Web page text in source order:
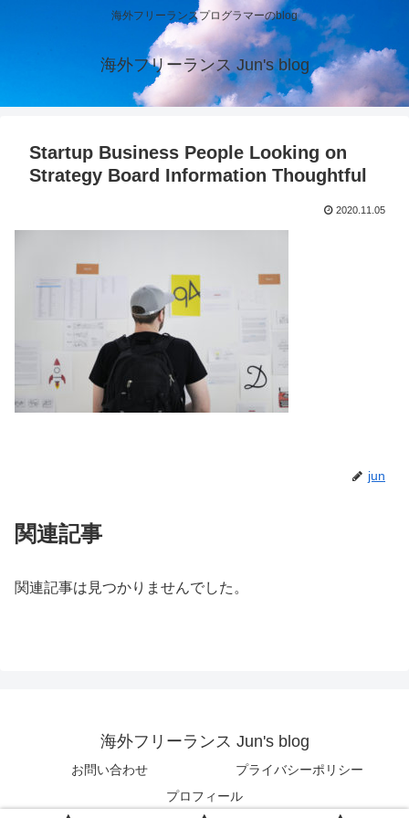
海外フリーランスプログラマーのblog
海外フリーランス Jun's blog
Startup Business People Looking on
Strategy Board Information Thoughtful
2020.11.05
jun
関連記事
関連記事は見つかりませんでした。
海外フリーランス Jun's blog
お問い合わせ
プライバシーポリシー
プロフィール